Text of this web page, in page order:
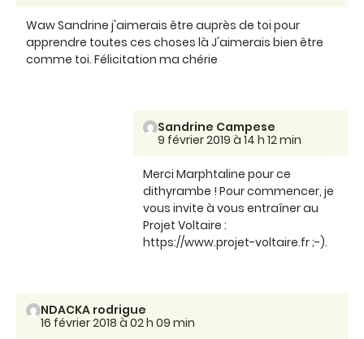
Waw Sandrine j'aimerais être auprès de toi pour
apprendre toutes ces choses là J'aimerais bien être
comme toi. Félicitation ma chérie
Sandrine Campese
9 février 2019 à 14 h 12 min
Merci Marphtaline pour ce
dithyrambe ! Pour commencer, je
vous invite à vous entraîner au
Projet Voltaire :
https://www.projet-voltaire.fr ;-).
NDACKA rodrigue
16 février 2018 à 02 h 09 min